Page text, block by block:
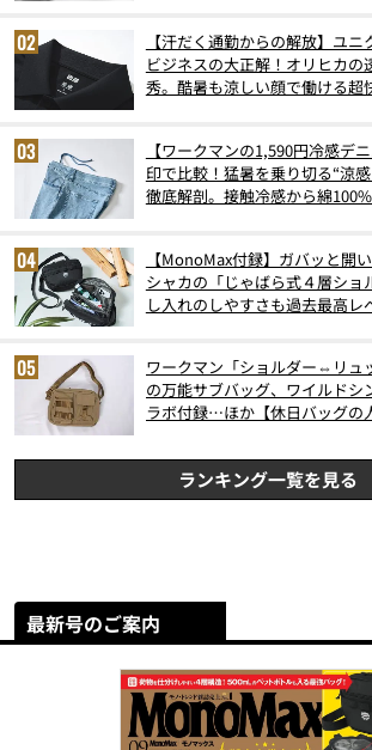
【汗だく通勤からの解放】ユ
ビジネスの大正解！オリヒカの
秀。酷暑も涼しい顔で働ける超
【ワークマンの1,590円冷感デ
印で比較！猛暑を乗り切る“涼
徹底解剖。接触冷感から綿
【MonoMax付録】ガバッと開
シャカの「じゃばら式４層ショ
し入れのしやすさも過去最高レ
ワークマン「ショルダー⇔リュ
の万能サブバッグ、ワイルドシ
ラボ付録…ほか【休日バッグの
ランキング一覧を見る
最新号のご案内